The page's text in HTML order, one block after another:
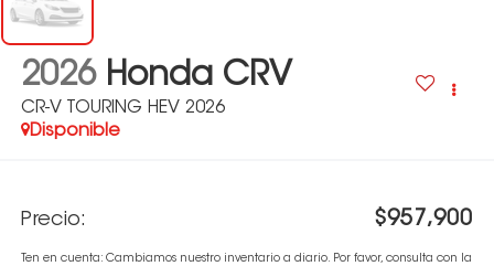
2026 Honda CRV
CR-V TOURING HEV 2026
Disponible
Precio: $957,900
Ten en cuenta: Cambiamos nuestro inventario a diario. Por favor, consulta con la